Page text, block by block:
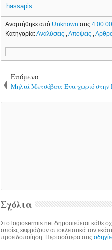
hassapis
Αναρτήθηκε από Unknownστις4:00:00
Κατηγορία:Αναλύσεις ,Απόψεις ,
Επόμενο
Μηλιά Μετσόβου: Ένα χωριό στην
Σχόλια
Στο logiosermis.net δημοσιεύεται κάθε
οποίες εκφράζουν αποκλειστικά τον
προειδοποίηση. Περισσότερα στις